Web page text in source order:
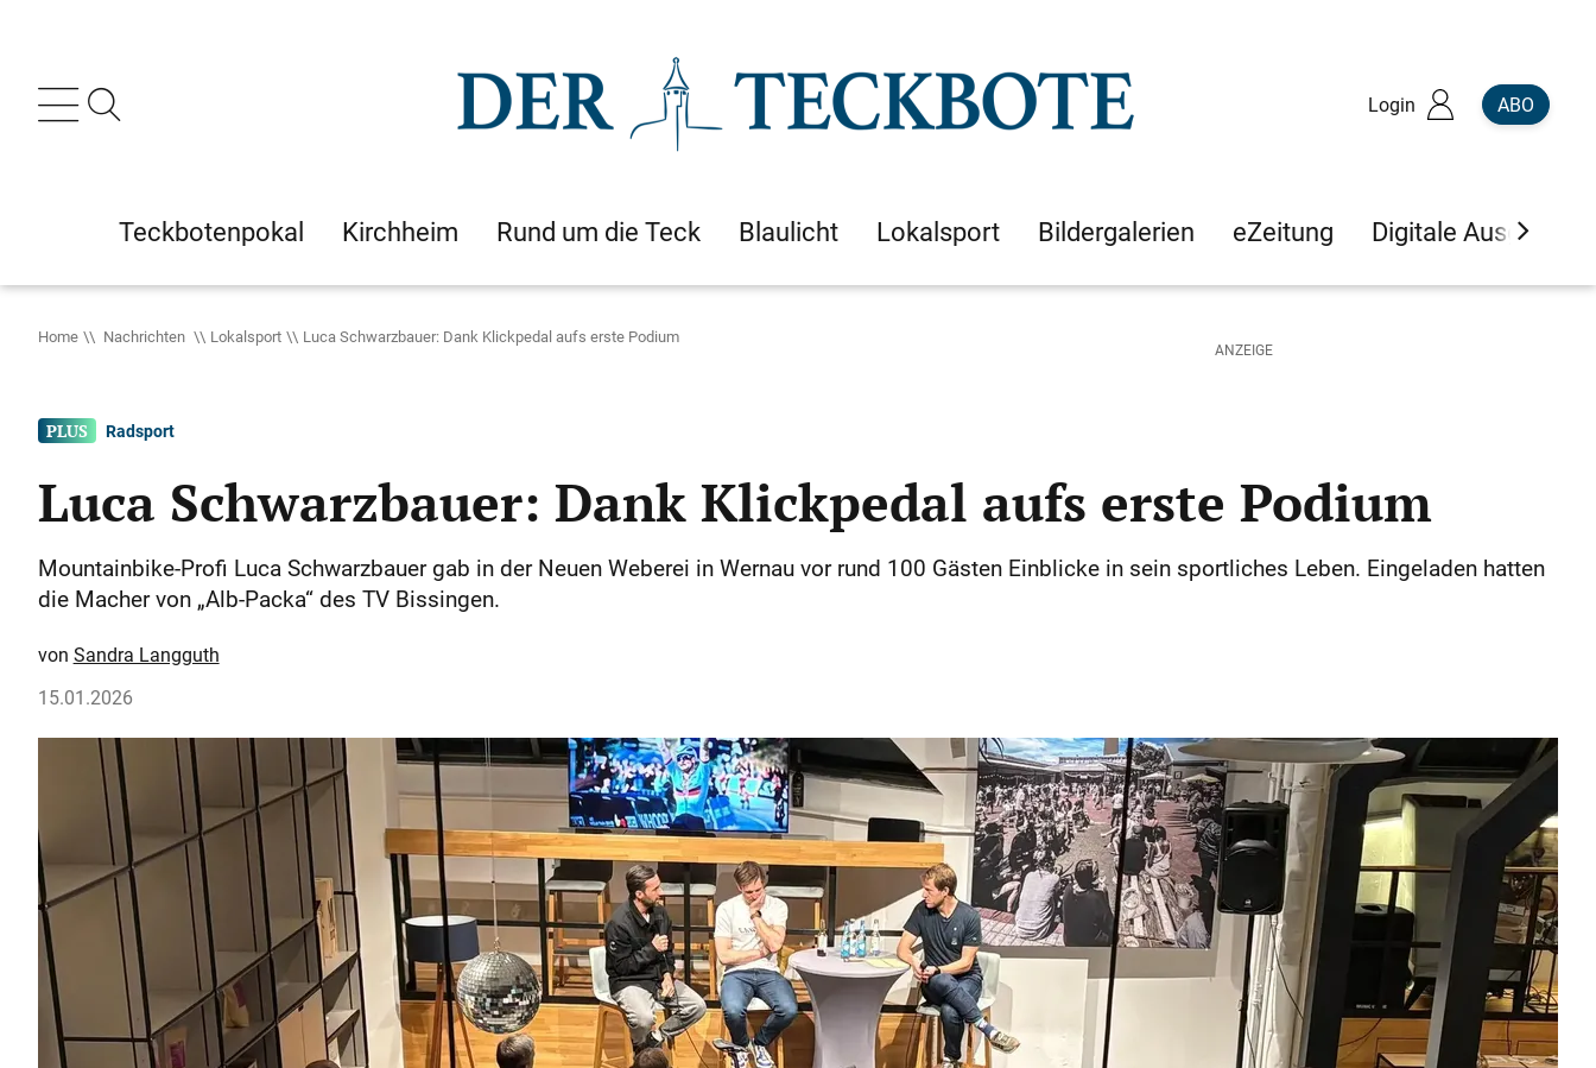
Login ABO
Teckbotenpokal Kirchheim Rund um die Teck Blaulicht Lokalsport Bildergalerien eZeitung Digitale Ausgaben
Home Nachrichten Lokalsport Luca Schwarzbauer: Dank Klickpedal aufs erste Podium
Radsport
Luca Schwarzbauer: Dank Klickpedal aufs erste Podium
Mountainbike-Profi Luca Schwarzbauer gab in der Neuen Weberei in Wernau vor rund 100 Gästen Einblicke in sein sportliches Leben. Eingeladen hatten
die Macher von „Alb-Packa“ des TV Bissingen.
Sandra Langguth
15.01.2026